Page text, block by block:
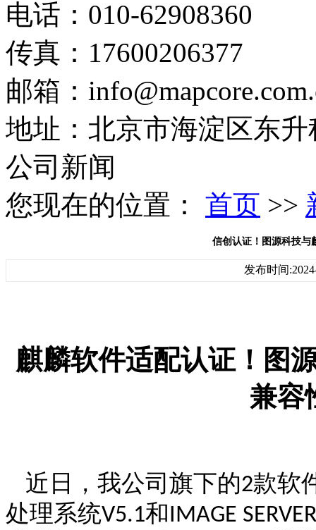
电话：010-62908360
传真：17600206377
邮箱：
地址：北京市海淀区东
公司新闻
您现在的位置： 首页 >>
信创认证！图源科技与
发布时间
麒麟软件适配认证！ 图
兼容
近日，我公司旗下的2款软
处理系统V5.1和IMAGE